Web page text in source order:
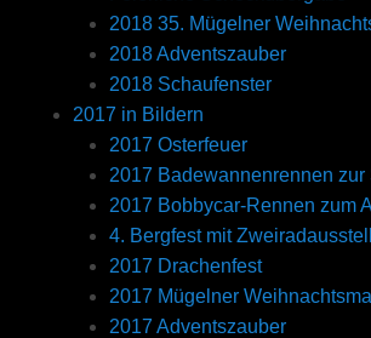
2018 35. Mügelner
2018 Adventszauber
2018 Schaufenster
2017 in Bildern
2017 Osterfeuer
2017 Badewannenrennen zur
2017 Bobbycar-Rennen zum
4. Bergfest mit
2017 Drachenfest
2017 Mügelner
2017 Adventszauber